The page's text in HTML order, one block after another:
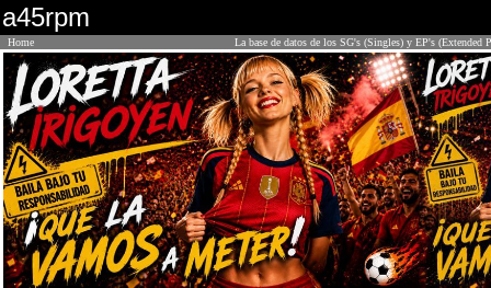
a45rpm
Home La base de datos de los SG's (Singles) y EP's (Extended